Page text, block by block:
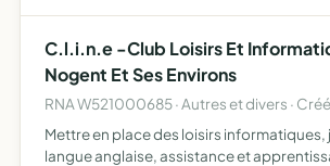
C.l.i.n.e -Club Loisirs Et
Nogent Et Ses Environs
RNA W521000685 · Autres et divers ·
Mettre en place des loisirs informatiques,
langue anglaise, assistance et